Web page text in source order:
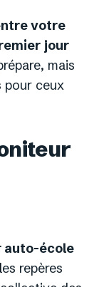
votre
jour
mais
pour ceux
auto-école
repères